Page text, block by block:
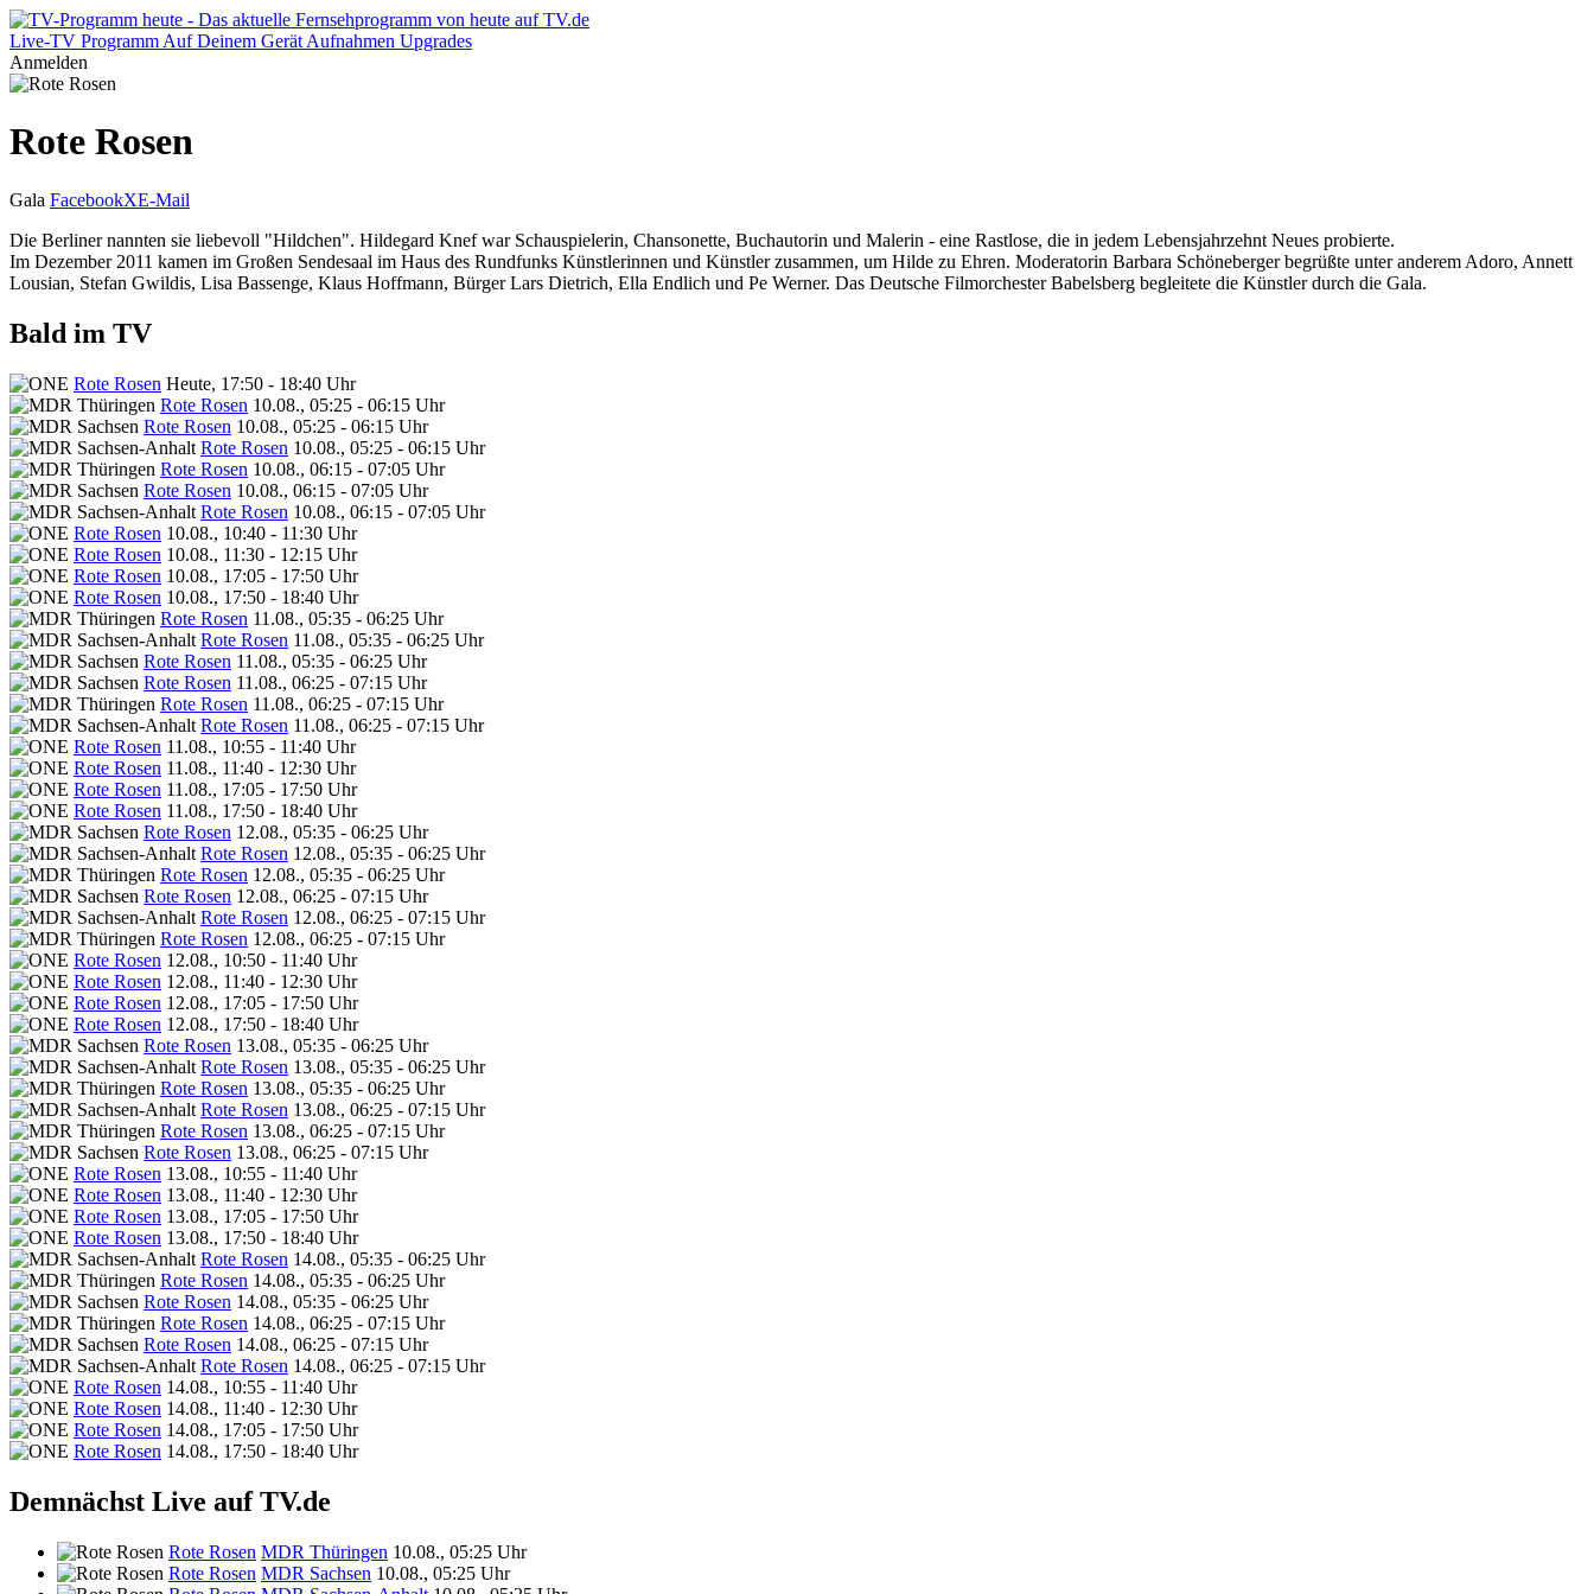
Live-TV Programm Auf Deinem Gerät Aufnahmen Upgrades
Anmelden
Rote Rosen
Gala FacebookXE-Mail
Die Berliner nannten sie liebevoll "Hildchen". Hildegard Knef war Schauspielerin, Chansonette, Buchautorin und Malerin - eine Rastlose, die in jedem Lebensjahrzehnt Neues probierte.
Im Dezember 2011 kamen im Großen Sendesaal im Haus des Rundfunks Künstlerinnen und Künstler zusammen, um Hilde zu Ehren. Moderatorin Barbara Schöneberger begrüßte unter anderem Adoro, Annett
Lousian, Stefan Gwildis, Lisa Bassenge, Klaus Hoffmann, Bürger Lars Dietrich, Ella Endlich und Pe Werner. Das Deutsche Filmorchester Babelsberg begleitete die Künstler durch die Gala.
Bald im TV
Rote Rosen Heute, 17:50 - 18:40 Uhr
Rote Rosen 10.08., 05:25 - 06:15 Uhr
Rote Rosen 10.08., 05:25 - 06:15 Uhr
Rote Rosen 10.08., 05:25 - 06:15 Uhr
Rote Rosen 10.08., 06:15 - 07:05 Uhr
Rote Rosen 10.08., 06:15 - 07:05 Uhr
Rote Rosen 10.08., 06:15 - 07:05 Uhr
Rote Rosen 10.08., 10:40 - 11:30 Uhr
Rote Rosen 10.08., 11:30 - 12:15 Uhr
Rote Rosen 10.08., 17:05 - 17:50 Uhr
Rote Rosen 10.08., 17:50 - 18:40 Uhr
Rote Rosen 11.08., 05:35 - 06:25 Uhr
Rote Rosen 11.08., 05:35 - 06:25 Uhr
Rote Rosen 11.08., 05:35 - 06:25 Uhr
Rote Rosen 11.08., 06:25 - 07:15 Uhr
Rote Rosen 11.08., 06:25 - 07:15 Uhr
Rote Rosen 11.08., 06:25 - 07:15 Uhr
Rote Rosen 11.08., 10:55 - 11:40 Uhr
Rote Rosen 11.08., 11:40 - 12:30 Uhr
Rote Rosen 11.08., 17:05 - 17:50 Uhr
Rote Rosen 11.08., 17:50 - 18:40 Uhr
Rote Rosen 12.08., 05:35 - 06:25 Uhr
Rote Rosen 12.08., 05:35 - 06:25 Uhr
Rote Rosen 12.08., 05:35 - 06:25 Uhr
Rote Rosen 12.08., 06:25 - 07:15 Uhr
Rote Rosen 12.08., 06:25 - 07:15 Uhr
Rote Rosen 12.08., 06:25 - 07:15 Uhr
Rote Rosen 12.08., 10:50 - 11:40 Uhr
Rote Rosen 12.08., 11:40 - 12:30 Uhr
Rote Rosen 12.08., 17:05 - 17:50 Uhr
Rote Rosen 12.08., 17:50 - 18:40 Uhr
Rote Rosen 13.08., 05:35 - 06:25 Uhr
Rote Rosen 13.08., 05:35 - 06:25 Uhr
Rote Rosen 13.08., 05:35 - 06:25 Uhr
Rote Rosen 13.08., 06:25 - 07:15 Uhr
Rote Rosen 13.08., 06:25 - 07:15 Uhr
Rote Rosen 13.08., 06:25 - 07:15 Uhr
Rote Rosen 13.08., 10:55 - 11:40 Uhr
Rote Rosen 13.08., 11:40 - 12:30 Uhr
Rote Rosen 13.08., 17:05 - 17:50 Uhr
Rote Rosen 13.08., 17:50 - 18:40 Uhr
Rote Rosen 14.08., 05:35 - 06:25 Uhr
Rote Rosen 14.08., 05:35 - 06:25 Uhr
Rote Rosen 14.08., 05:35 - 06:25 Uhr
Rote Rosen 14.08., 06:25 - 07:15 Uhr
Rote Rosen 14.08., 06:25 - 07:15 Uhr
Rote Rosen 14.08., 06:25 - 07:15 Uhr
Rote Rosen 14.08., 10:55 - 11:40 Uhr
Rote Rosen 14.08., 11:40 - 12:30 Uhr
Rote Rosen 14.08., 17:05 - 17:50 Uhr
Rote Rosen 14.08., 17:50 - 18:40 Uhr
Demnächst Live auf TV.de
Rote Rosen MDR Thüringen 10.08., 05:25 Uhr
Rote Rosen MDR Sachsen 10.08., 05:25 Uhr